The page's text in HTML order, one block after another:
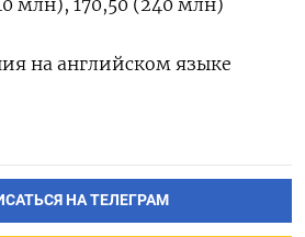
млн), 170,50 (240 млн)
на английском языке
НА ТЕЛЕГРАМ